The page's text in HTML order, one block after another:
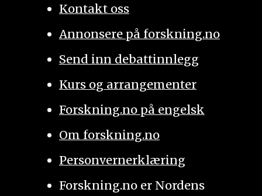
Kontakt oss
Annonsere på forskning.no
Send inn debattinnlegg
Kurs og arrangementer
Forskning.no på engelsk
Om forskning.no
Personvernerklæring
Forskning.no er Nordens